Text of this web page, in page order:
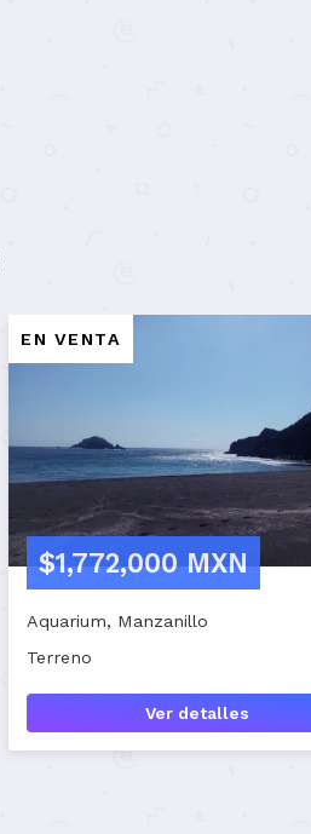
EN RENTA
Santa Isabel, Mexicali
$25,000 MXN
Ver detalles